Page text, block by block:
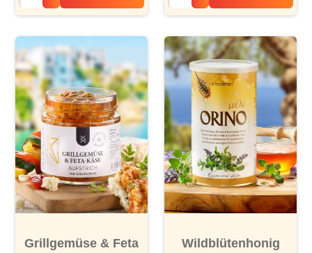
Grillgemüse & Feta
Wildblütenhonig